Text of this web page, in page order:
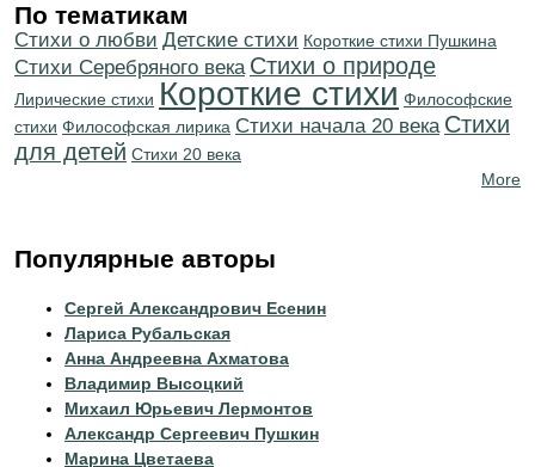
По тематикам
Стихи о любви Детские стихи Короткие стихи Пушкина
Cтихи Серебряного века Стихи о природе
Лирические стихи Короткие стихи Философские
стихи Философская лирика Cтихи начала 20 века Стихи
для детей Стихи 20 века
More
Популярные авторы
Сергей Александрович Есенин
Лариса Рубальская
Анна Андреевна Ахматова
Владимир Высоцкий
Михаил Юрьевич Лермонтов
Александр Сергеевич Пушкин
Марина Цветаева